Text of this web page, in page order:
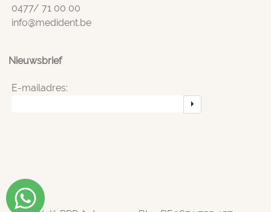
0477/ 71 00 00
info@medident.be
Nieuwsbrief
E-mailadres: